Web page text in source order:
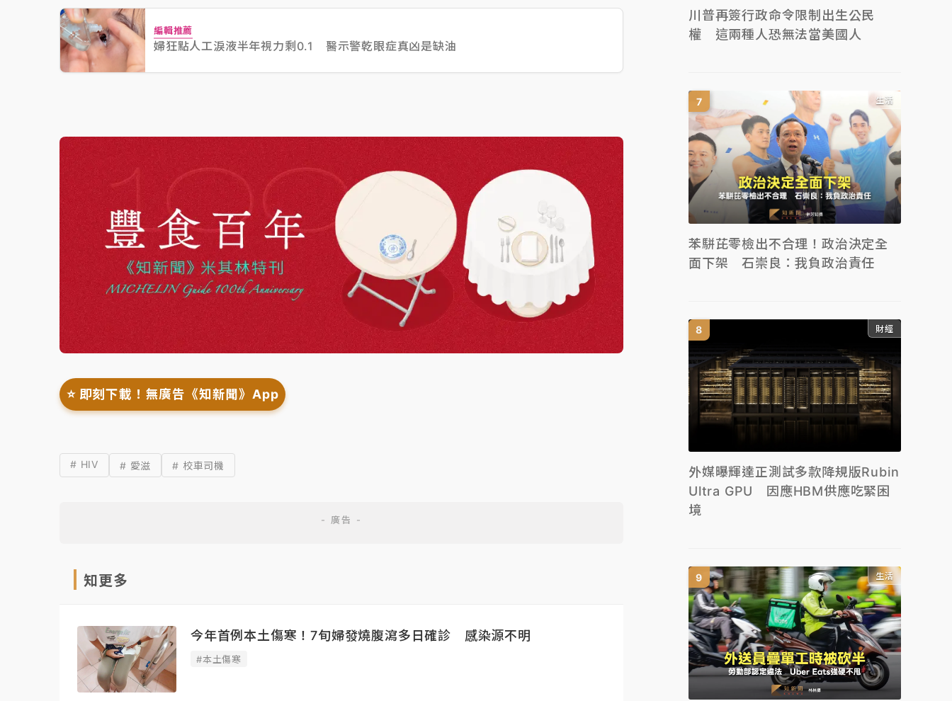
編輯推薦
婦狂點人工淚液半年視力剩0.1 醫示警乾眼症真凶是缺油
⭐️ 即刻下載！無廣告《知新聞》App
# HIV # 愛滋 # 校車司機
知更多
今年首例本土傷寒！7旬婦發燒腹瀉多日確診 感染源不明
#本土傷寒
川普再簽行政命令限制出生公民
權 這兩種人恐無法當美國人
生活
苯駢芘零檢出不合理！政治決定全
面下架 石崇良：我負政治責任
財經
外媒曝輝達正測試多款降規版Rubin
Ultra GPU 因應HBM供應吃緊困
境
生活